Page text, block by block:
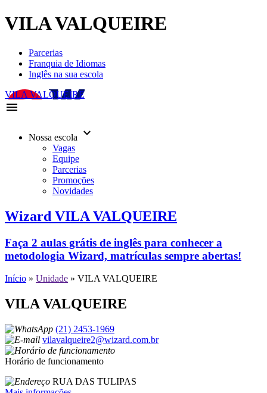
VILA VALQUEIRE
Parcerias
Franquia de Idiomas
Inglês na sua escola
VILA VALQUEIRE
menu
Nossa escola keyboard_arrow_down
Vagas
Equipe
Parcerias
Promoções
Novidades
Wizard VILA VALQUEIRE
Faça 2 aulas grátis de inglês para conhecer a
metodologia Wizard, matrículas sempre abertas!
Início » Unidade » VILA VALQUEIRE
VILA VALQUEIRE
(21) 2453-1969
vilavalqueire2@wizard.com.br
Horário de funcionamento
RUA DAS TULIPAS